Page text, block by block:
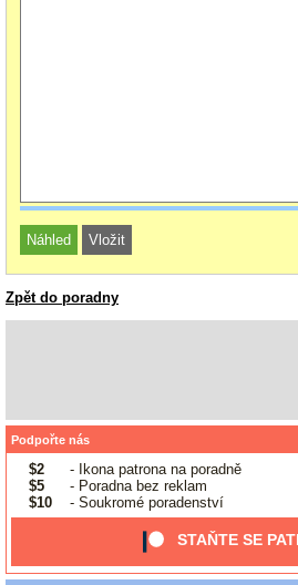
Zpět do poradny
Podpořte nás
$2
- Ikona patrona na poradně
$5
- Poradna bez reklam
$10
- Soukromé poradenství
STAŇTE SE